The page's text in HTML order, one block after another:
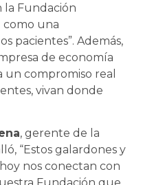
la Fundación
una
pacientes”. Además,
de economía
un compromiso real
vivan donde
, gerente de la
“Estos galardones y
nos conectan con